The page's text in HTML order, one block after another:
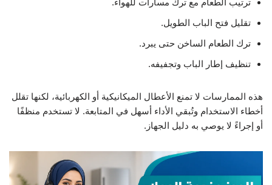
تقليل فتح الباب الطويل.
ترك الطعام الساخن حتى يبرد.
تنظيف إطار الباب وتجفيفه.
هذه الممارسات لا تمنع الأعطال الميكانيكية أو الكهربائية، لكنها تقلل
أخطاء الاستخدام وتُبقي الأداء أسهل في المتابعة. لا تستخدم منظفًا
أو إجراءً لا يوصي به دليل الجهاز.